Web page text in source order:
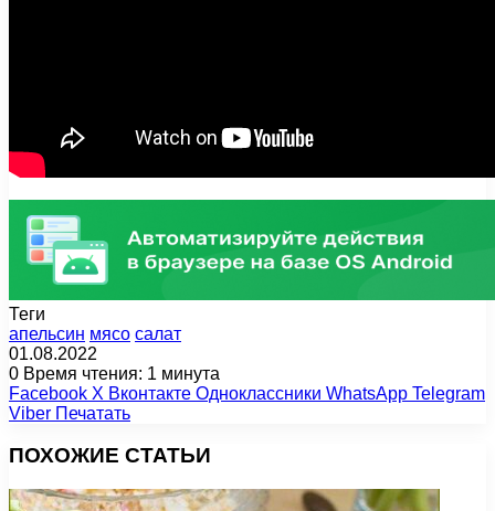
Теги
апельсин мясо салат
01.08.2022
0 Время чтения: 1 минута
Facebook X Вконтакте Одноклассники WhatsApp Telegram
Viber Печатать
ПОХОЖИЕ СТАТЬИ